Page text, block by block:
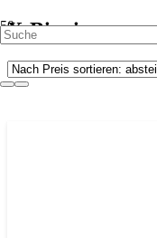
X-Bionic